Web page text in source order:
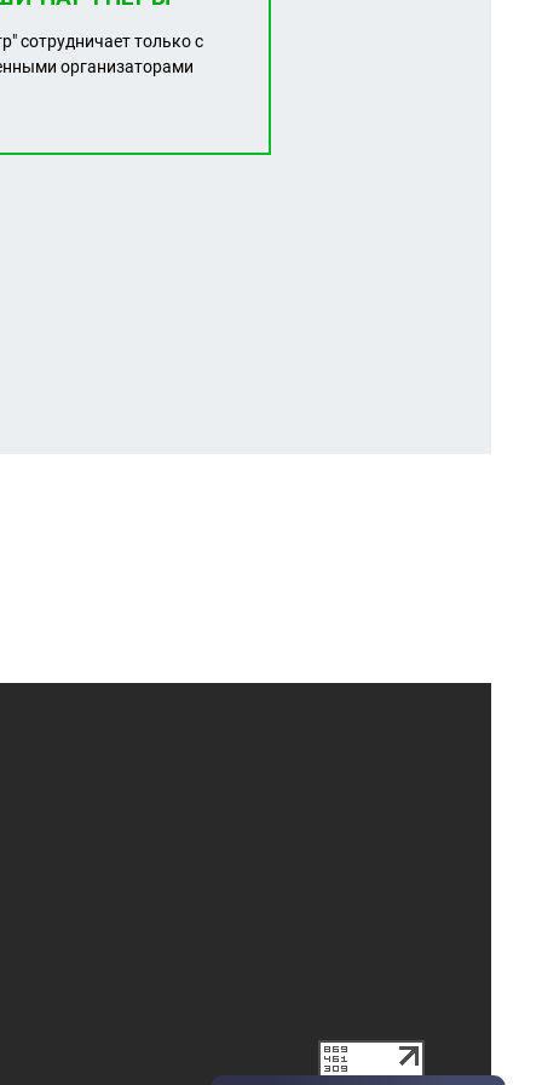
сотрудничает только с
организаторами